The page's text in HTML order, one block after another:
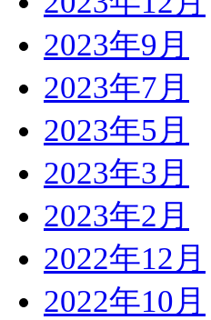
2023年9月
2023年7月
2023年5月
2023年3月
2023年2月
2022年12月
2022年10月